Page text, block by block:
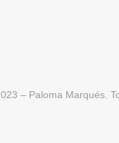
– Paloma Marqués.